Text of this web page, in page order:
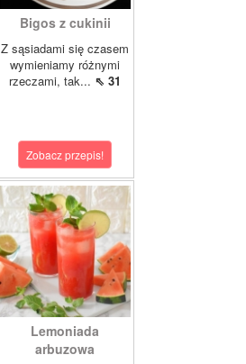
Bigos z cukinii
Z sąsiadami się czasem
wymieniamy różnymi
rzeczami, tak... ⇖ 31
Zobacz przepis!
Lemoniada
arbuzowa